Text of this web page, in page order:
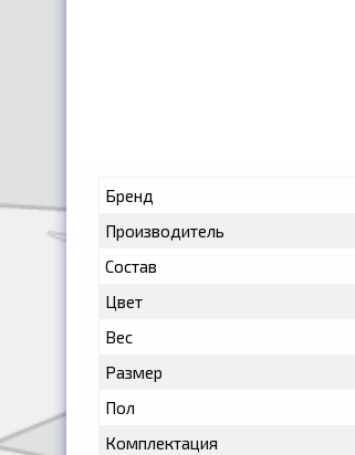
Бренд
Производитель
Состав
Цвет
Вес
Размер
Пол
Комплектация